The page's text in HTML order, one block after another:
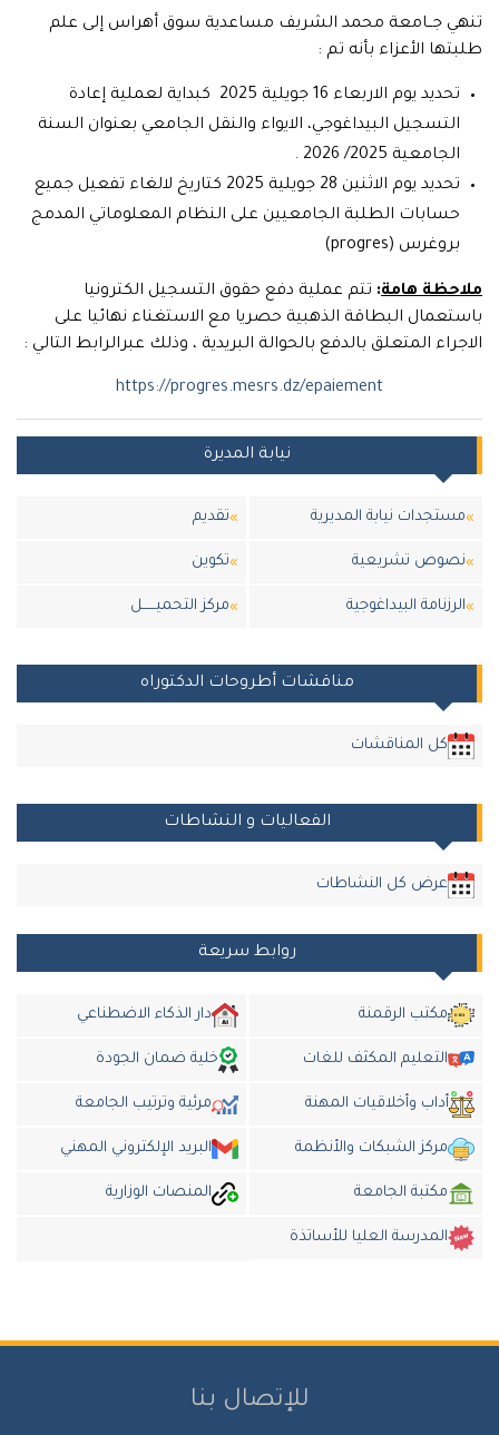
تنهي جــامعة محمد الشريف مساعدية سوق أهراس إلى علم
طلبتها الأعزاء بأنه تم :
تحديد يوم الاربعاء 16 جويلية 2025 كبداية لعملية إعادة
التسجيل البيداغوجي، الايواء والنقل الجامعي بعنوان السنة
الجامعية 2025/ 2026 .
تحديد يوم الاثنين 28 جويلية 2025 كتاريخ لالغاء تفعيل جميع
حسابات الطلبة الجامعيين على النظام المعلوماتي المدمج
بروغرس (progres)
ملاحظة هامة: تتم عملية دفع حقوق التسجيل الكترونيا
باستعمال البطاقة الذهبية حصريا مع الاستغناء نهائيا على
الاجراء المتعلق بالدفع بالحوالة البريدية ، وذلك عبرالرابط التالي :
https://progres.mesrs.dz/epaiement
نيابة المديرة
مستجدات نيابة المديرية تقديم
نصوص تشريعية تكوين
الرزنامة البيداغوجية مركز التحميــــــل
مناقشات أطروحات الدكتوراه
كل المناقشات
الفعاليات و النشاطات
عرض كل النشاطات
روابط سريعة
مكتب الرقمنة دار الذكاء الاضطناعي
التعليم المكثف للغات خلية ضمان الجودة
أداب وأخلاقيات المهنة مرئية وترتيب الجامعة
مركز الشبكات والأنظمة البريد الإلكتروني المهني
مكتبة الجامعة المنصات الوزارية
المدرسة العليا للأساتذة
للإتصال بنا